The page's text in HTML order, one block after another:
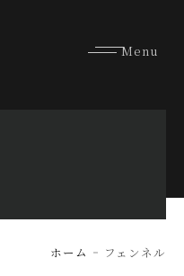
ホーム フェンネル